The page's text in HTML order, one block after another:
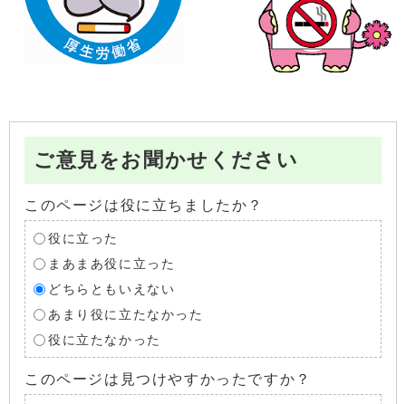
ご意見をお聞かせください
このページは役に立ちましたか？
役に立った
まあまあ役に立った
どちらともいえない
あまり役に立たなかった
役に立たなかった
このページは見つけやすかったですか？